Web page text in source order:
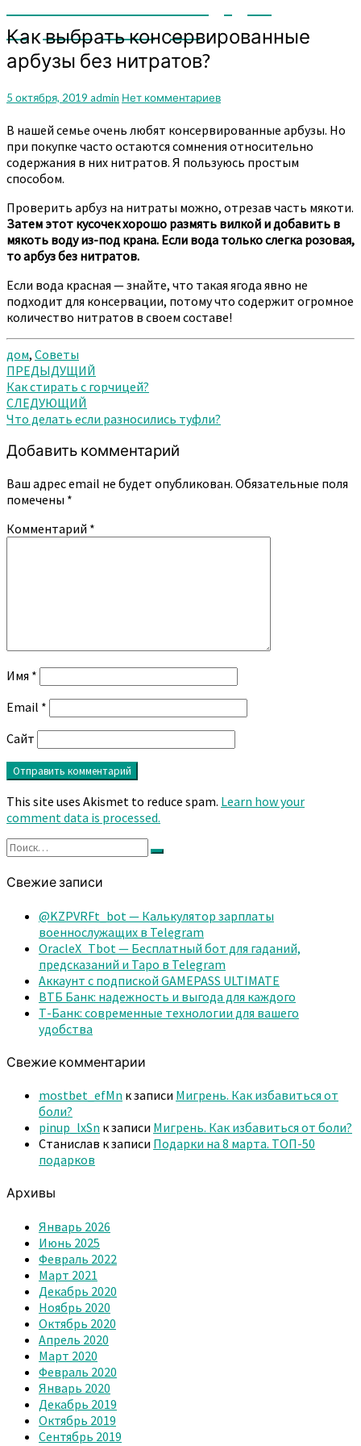
подсказку. Заходите
Как
выбрать
консервированные
без
Как выбрать консервированные
арбузы без нитратов?
5 октября, 2019 admin Комментарии
Нет комментариев
В нашей семье очень любят консервированные арбузы. Но
при покупке часто остаются сомнения относительно
содержания в них нитратов. Я пользуюсь простым
способом.
Проверить арбуз на нитраты можно, отрезав часть мякоти.
Затем этот кусочек хорошо размять вилкой и добавить в
мякоть воду из-под крана. Если вода только слегка розовая,
то арбуз без нитратов.
Если вода красная — знайте, что такая ягода явно не
подходит для консервации, потому что содержит огромное
количество нитратов в своем составе!
дом, Советы
Навигация
по
записям
ПРЕДЫДУЩИЙ
Как стирать с горчицей?
СЛЕДУЮЩИЙ
Что делать если разносились туфли?
Добавить комментарий
Ваш адрес email не будет опубликован. Обязательные поля
помечены *
Комментарий *
Имя *
Email *
Сайт
This site uses Akismet to reduce spam. Learn how your
comment data is processed.
Найти:
Поиск
Свежие записи
@KZPVRFt_bot — Калькулятор зарплаты
военнослужащих в Telegram
OracleX_Tbot — Бесплатный бот для гаданий,
предсказаний и Таро в Telegram
Аккаунт с подпиской GAMEPASS ULTIMATE
ВТБ Банк: надежность и выгода для каждого
Т-Банк: современные технологии для вашего
удобства
Свежие комментарии
mostbet_efMn к записи Мигрень. Как избавиться от
боли?
pinup_lxSn к записи Мигрень. Как избавиться от боли?
Станислав к записи Подарки на 8 марта. ТОП-50
подарков
Архивы
Январь 2026
Июнь 2025
Февраль 2022
Март 2021
Декабрь 2020
Ноябрь 2020
Октябрь 2020
Апрель 2020
Март 2020
Февраль 2020
Январь 2020
Декабрь 2019
Октябрь 2019
Сентябрь 2019